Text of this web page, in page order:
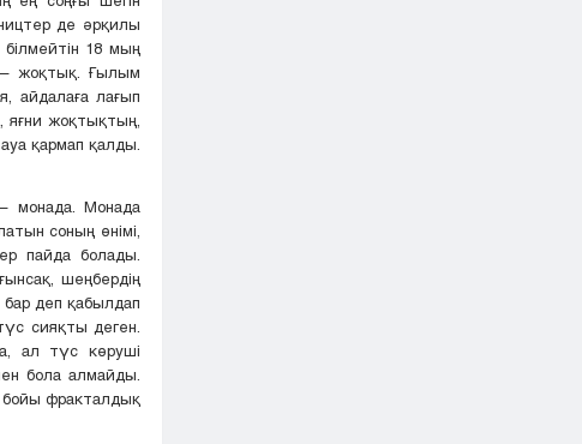
де әрқилы
18 мың
жоқтық. Ғылым
айдалаға лағып
яғни жоқтықтың,
қармап қалды.
монада. Монада
соның өнімі,
пайда болады.
шеңбердің
деп қабылдап
сияқты деген.
ал түс көруші
бола алмайды.
бойы фракталдық